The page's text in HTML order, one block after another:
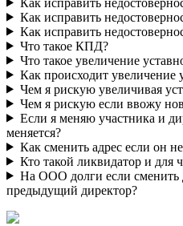
Как исправить
Как исправить
Что такое КПД?
Что такое увеличение
Как происходит увеличение
Чем я рискую увеличивая
Чем я рискую если ввожу
Если я меняю участника и
меняется?
Как сменить адрес если он
Кто такой ликвидатор и для
На ООО долги если сменить
предыдущий директор?